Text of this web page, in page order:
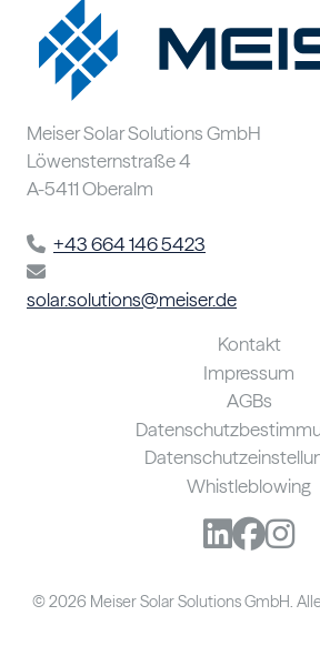
Meiser Solar Solutions GmbH
Löwensternstraße 4
A-5411 Oberalm
+43 664 146 5423
solar.solutions@meiser.de
Kontakt
Impressum
AGBs
Whistleblowing
© 2026 Meiser Solar Solutions GmbH.